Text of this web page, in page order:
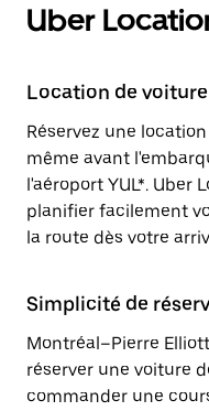
Uber
Location de
Réservez une
même avant
l'aéroport YUL*. Uber
planifier facilement
la route dès votre
Simplicité de
Montréal–Pierre
réserver une voiture
commander une